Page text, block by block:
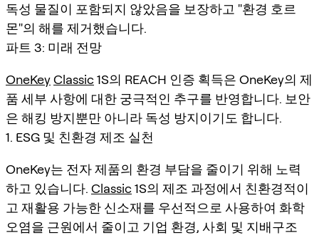
독성 물질이 포함되지 않았음을 보장하고 "환경 호르
몬"의 해를 제거했습니다.
파트 3: 미래 전망
OneKeyClassic1S의 REACH 인증 획득은 OneKey의 제
품 세부 사항에 대한 궁극적인 추구를 반영합니다. 보안
은 해킹 방지뿐만 아니라 독성 방지이기도 합니다.
1. ESG 및 친환경 제조 실천
OneKey는 전자 제품의 환경 부담을 줄이기 위해 노력
하고 있습니다. Classic1S의 제조 과정에서 친환경적이
고 재활용 가능한 신소재를 우선적으로 사용하여 화학
오염을 근원에서 줄이고 기업 환경, 사회 및 지배구조